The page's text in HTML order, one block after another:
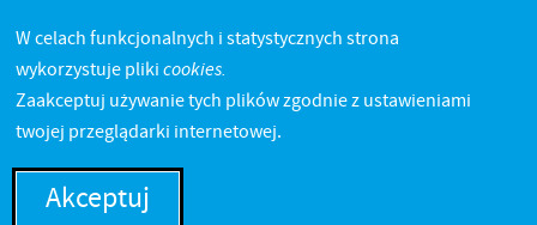
W celach funkcjonalnych i statystycznych strona
wykorzystuje pliki cookies.
Zaakceptuj używanie tych plików zgodnie z ustawieniami
twojej przeglądarki internetowej.
Akceptuj